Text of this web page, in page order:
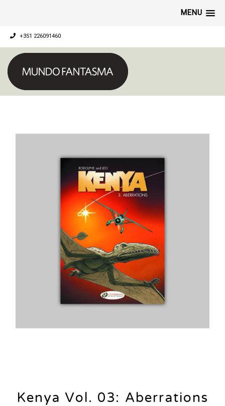
MENU
+351 226091460
Kenya Vol. 03: Aberrations